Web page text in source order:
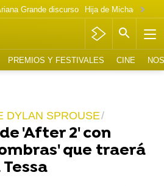
Grande discurso
PREMIOS Y FESTIVALES CINE
DYLAN SPROUSE
'After 2' con
que traerá